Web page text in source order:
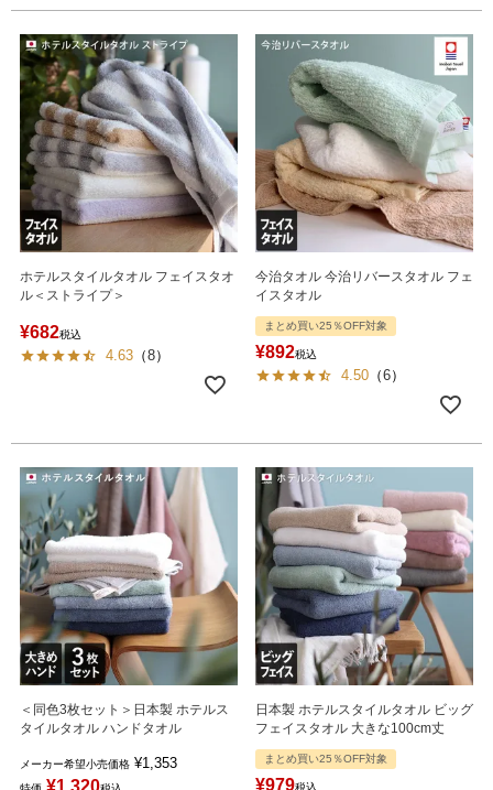
ホテルスタイルタオル フェイスタオ
ル＜ストライプ＞
¥682税込
4.63 （8）
今治タオル 今治リバースタオル フェ
イスタオル
まとめ買い25％OFF対象
¥892税込
4.50 （6）
＜同色3枚セット＞日本製 ホテルス
タイルタオル ハンドタオル
メーカー希望小売価格 ¥1,353
¥1,320
日本製 ホテルスタイルタオル ビッグ
フェイスタオル 大きな100cm丈
まとめ買い25％OFF対象
¥979税込